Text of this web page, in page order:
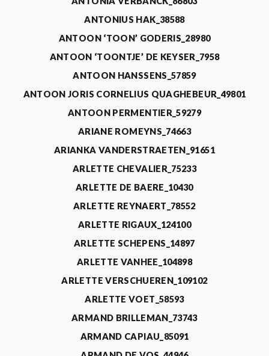
ANTONIUS HAK_38588
ANTOON ‘TOON’ GODERIS_28980
ANTOON ‘TOONTJE’ DE KEYSER_7958
ANTOON HANSSENS_57859
ANTOON JORIS CORNELIUS QUAGHEBEUR_49801
ANTOON PERMENTIER_59279
ARIANE ROMEYNS_74663
ARIANKA VANDERSTRAETEN_91651
ARLETTE CHEVALIER_75233
ARLETTE DE BAERE_10430
ARLETTE REYNAERT_78552
ARLETTE RIGAUX_124100
ARLETTE SCHEPENS_14897
ARLETTE VANHEE_104898
ARLETTE VERSCHUEREN_109102
ARLETTE VOET_58593
ARMAND BRILLEMAN_73743
ARMAND CAPIAU_85091